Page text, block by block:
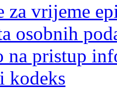
za vrijeme
osobnih
na pristup
kodeks